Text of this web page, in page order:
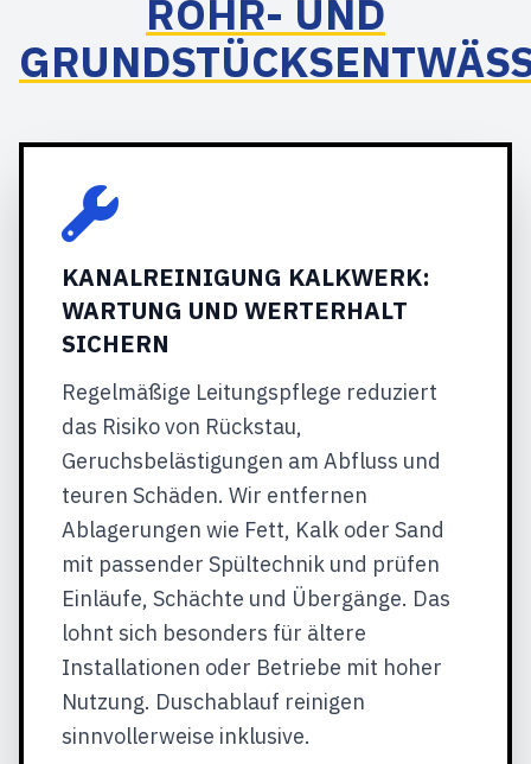
ROHR- UND
KANALREINIGUNG KALKWERK:
WARTUNG UND WERTERHALT
SICHERN
Regelmäßige Leitungspflege reduziert
das Risiko von Rückstau,
Geruchsbelästigungen am Abfluss und
teuren Schäden. Wir entfernen
Ablagerungen wie Fett, Kalk oder Sand
mit passender Spültechnik und prüfen
Einläufe, Schächte und Übergänge. Das
lohnt sich besonders für ältere
Installationen oder Betriebe mit hoher
Nutzung. Duschablauf reinigen
sinnvollerweise inklusive.